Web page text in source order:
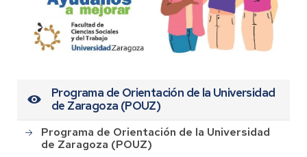
Programa de Orientación de la Universidad
de Zaragoza (POUZ)
Programa de Orientación de la Universidad
de Zaragoza (POUZ)